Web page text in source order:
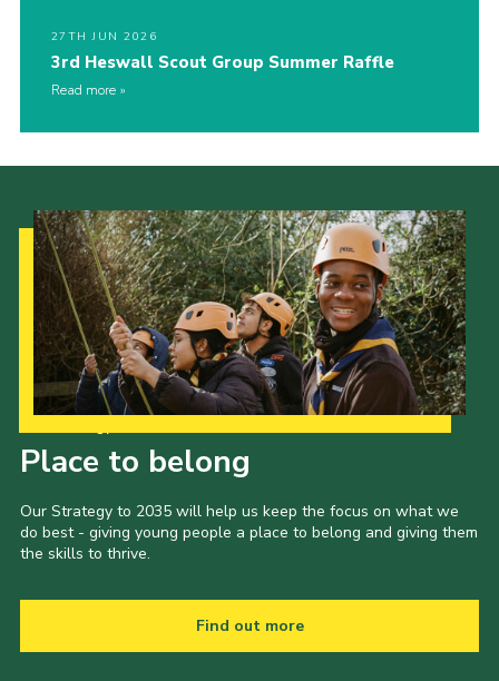
27TH JUN 2026
3rd Heswall Scout Group Summer Raffle
Read more
Place to belong
Our Strategy to 2035 will help us keep the focus on what we
do best - giving young people a place to belong and giving them
the skills to thrive.
Find out more